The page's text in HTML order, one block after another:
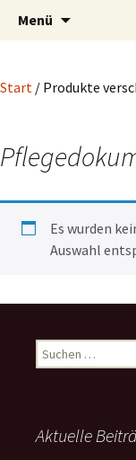
Blog und
Menü
Start / Produkte
Es wurden
Auswahl
Suchen
nach:
Aktuelle